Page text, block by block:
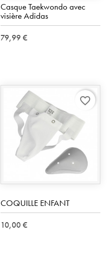
Casque Taekwondo avec
visière Adidas
79,99 €
COQUILLE ENFANT
10,00 €
favorite_border